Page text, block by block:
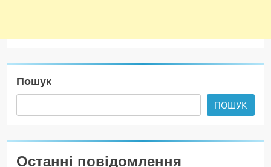
Пошук
ПОШУК
Останні повідомлення